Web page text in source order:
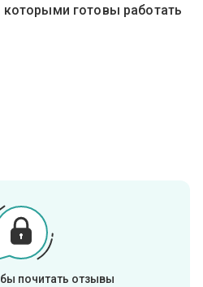
готовы работать
почитать отзывы